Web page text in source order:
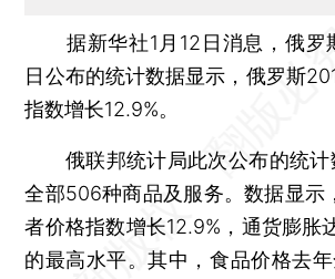
据新华社1月12日消息，俄罗
日公布的统计数据显示，俄罗斯
指数增长12.9%。
俄联邦统计局此次公布的统计
全部506种商品及服务。数据显示
者价格指数增长12.9%，通货膨胀
的最高水平。其中，食品价格去年